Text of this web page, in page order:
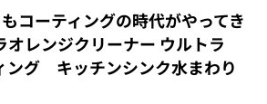
コーティングの時代がやってき
オレンジクリーナー ウルトラ
ング キッチンシンク水まわり